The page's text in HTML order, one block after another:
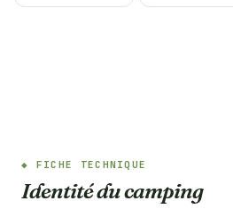
FICHE TECHNIQUE
Identité du camping